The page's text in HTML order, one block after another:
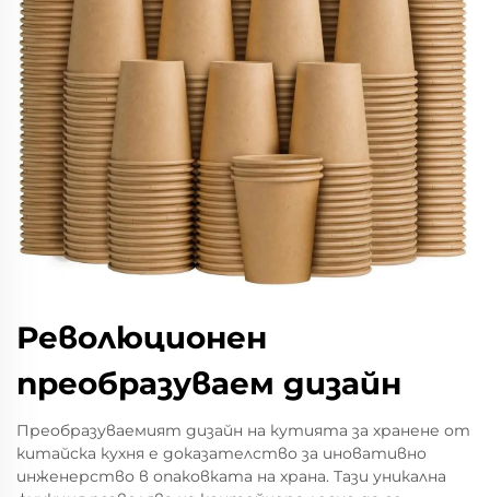
Революционен
преобразуваем дизайн
Преобразуваемият дизайн на кутията за хранене от
китайска кухня е доказателство за иновативно
инженерство в опаковката на храна. Тази уникална